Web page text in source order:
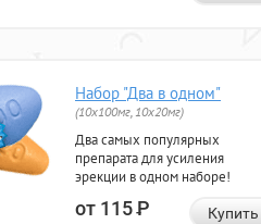
Набор "Два в одном"
(10x100мг, 10x20мг)
Два самых популярных
препарата для усиления
эрекции в одном наборе!
от 115Р Купить